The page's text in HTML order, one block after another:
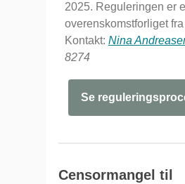
2025. Reguleringen er
overenskomstforliget
Kontakt: Nina
8274
Se
Censormangel til